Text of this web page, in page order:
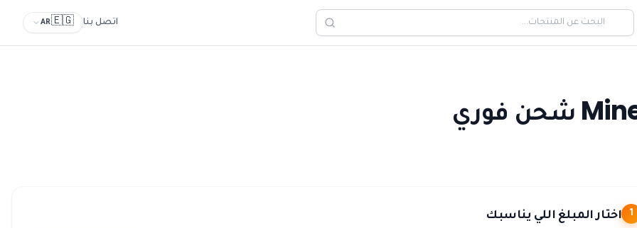
اتصل بنا 🇪🇬
AR
1 اختار المبلغ اللي يناسبك